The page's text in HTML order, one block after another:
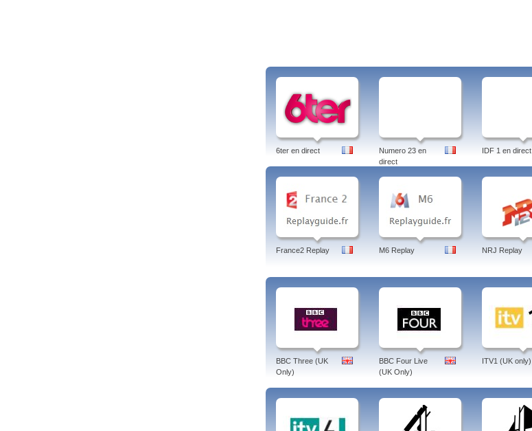
6ter en direct
Numero 23 en
direct
IDF 1 en direct
France2 Replay M6 Replay NRJ Replay
BBC Three (UK
Only)
BBC Four Live
(UK Only)
ITV1 (UK only)